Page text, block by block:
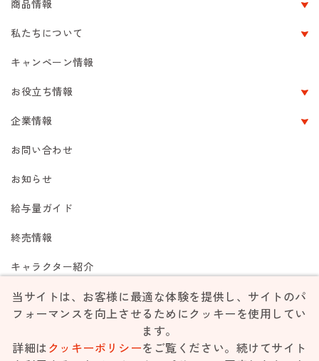
商品情報
私たちについて
キャンペーン情報
お役立ち情報
企業情報
お問い合わせ
お知らせ
給与量ガイド
終売情報
キャラクター紹介
個人情報保護方針 リンク集 サイトマップ
当サイトは、お客様に最適な体験を提供し、サイトのパ
フォーマンスを向上させるためにクッキーを使用してい
ます。
詳細はクッキーポリシーをご覧ください。続けてサイト